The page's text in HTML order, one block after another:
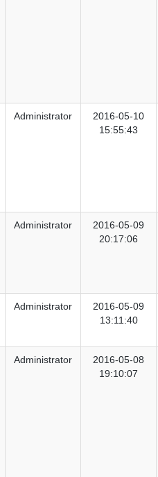
Administrator
2016-05-10
15:55:43
Administrator
2016-05-09
20:17:06
Administrator
2016-05-09
13:11:40
Administrator
2016-05-08
19:10:07